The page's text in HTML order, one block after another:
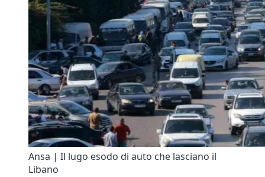
Ansa | Il lugo esodo di auto che lasciano il
Libano